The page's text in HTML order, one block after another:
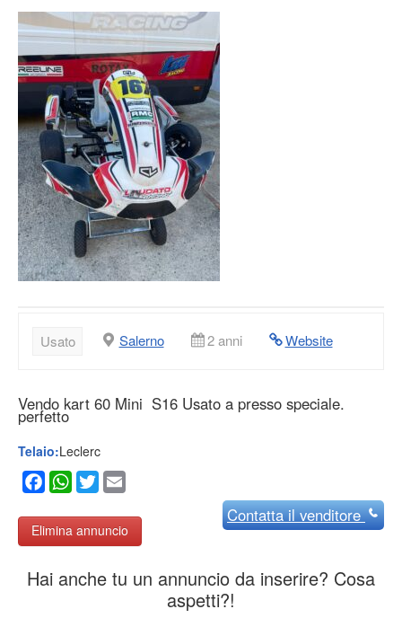
Usato Salerno 2 anni Website
Vendo kart 60 Mini S16 Usato a presso speciale.
perfetto
Telaio:Leclerc
Facebook
WhatsApp
Twitter
Elimina annuncio
Contattail venditore
Hai anche tu un annuncio da inserire? Cosa
aspetti?!